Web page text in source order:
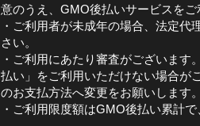
意のうえ、GMO後払いサービスを
・ご利用者が未成年の場合、法定代
さい。
・ご利用にあたり審査がございま
払い」をご利用いただけない場合が
のお支払方法へ変更をお願いします
・ご利用限度額はGMO後払い累計